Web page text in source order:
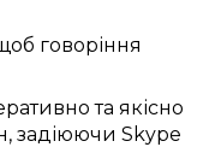
говоріння
та якісно
, задіюючи Skype